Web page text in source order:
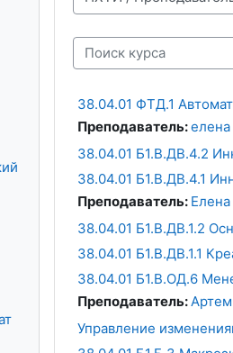
Поиск курса
38.04.01 ФТД.1
Преподаватель:елена
38.04.01 Б1.В.ДВ.4.2
38.04.01 Б1.В.ДВ.4.1
Преподаватель:
38.04.01 Б1.В.ДВ.1.2
38.04.01 Б1.В.ДВ.1.1
38.04.01 Б1.В.ОД.6
Преподаватель:
Управление